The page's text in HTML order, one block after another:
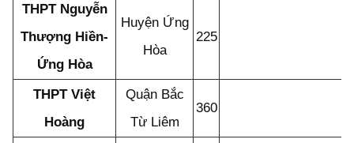
THPT Nguyễn
Thượng Hiền-
Ứng Hòa
Huyện Ứng
Hòa
225
THPT Việt
Hoàng
Quận Bắc
Từ Liêm
360